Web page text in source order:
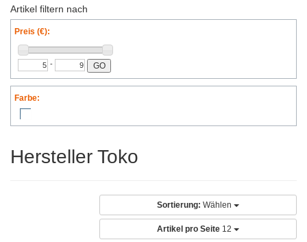
Artikel filtern nach
Preis (€):
- GO
Farbe:
Hersteller Toko
Sortierung: Wählen
Artikel pro Seite 12